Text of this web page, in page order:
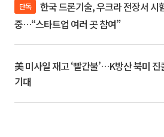
단독
중…“스타트업 여러 곳 참여”
美 미사일 재고 ‘빨간불’…K방산 북미 진
기대